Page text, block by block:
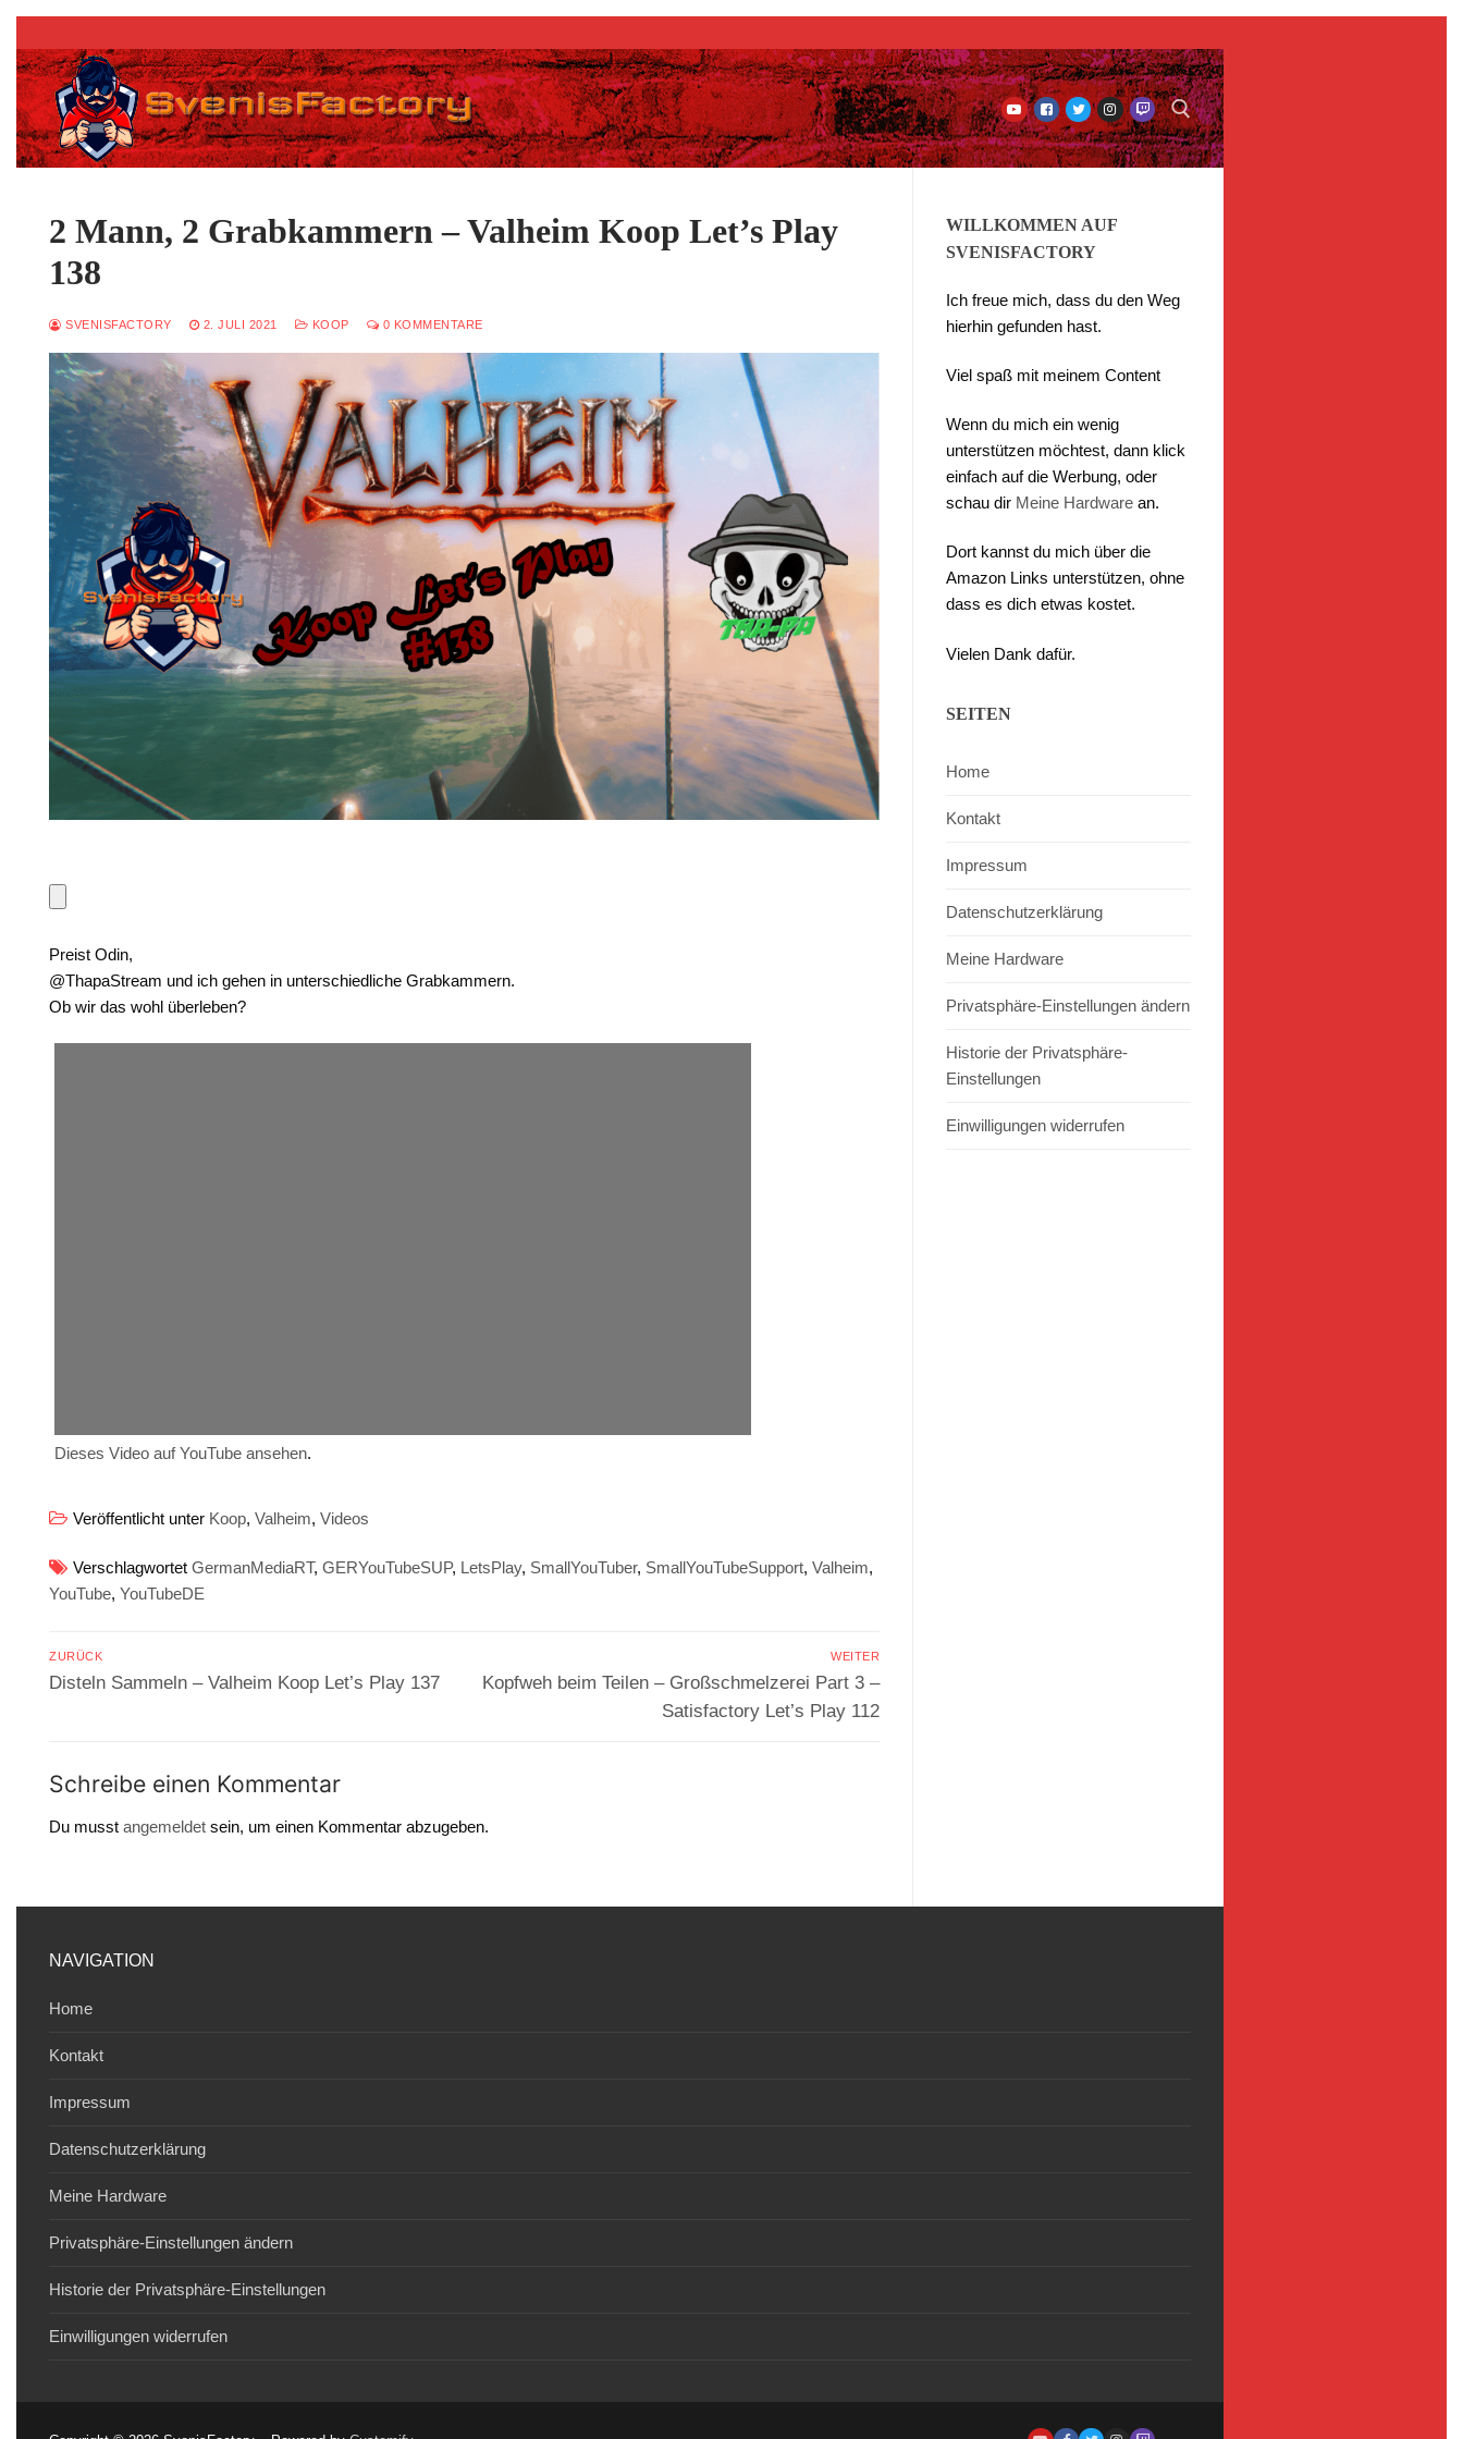
Zum
Inhalt
springen
2 Mann, 2 Grabkammern – Valheim Koop Let’s Play
138
SVENISFACTORY 2. JULI 2021 KOOP 0 KOMMENTARE
Preist Odin,
@ThapaStream und ich gehen in unterschiedliche Grabkammern.
Ob wir das wohl überleben?
Dieses Video auf YouTube ansehen.
Veröffentlicht unter Koop, Valheim, Videos
Verschlagwortet GermanMediaRT, GERYouTubeSUP, LetsPlay, SmallYouTuber, SmallYouTubeSupport, Valheim,
YouTube, YouTubeDE
Beitragsnavigation
ZURÜCK
Vorheriger
Disteln Sammeln – Valheim Koop Let’s Play 137
WEITER
Nächster
Kopfweh beim Teilen – Großschmelzerei Part 3 –
Satisfactory Let’s Play 112
Schreibe einen Kommentar
Du musst angemeldet sein, um einen Kommentar abzugeben.
WILLKOMMEN AUF
SVENISFACTORY
Ich freue mich, dass du den Weg
hierhin gefunden hast.
Viel spaß mit meinem Content
Wenn du mich ein wenig
unterstützen möchtest, dann klick
einfach auf die Werbung, oder
schau dir Meine Hardware an.
Dort kannst du mich über die
Amazon Links unterstützen, ohne
dass es dich etwas kostet.
Vielen Dank dafür.
SEITEN
Home
Kontakt
Impressum
Datenschutzerklärung
Meine Hardware
Privatsphäre-Einstellungen ändern
Historie der Privatsphäre-
Einstellungen
Einwilligungen widerrufen
NAVIGATION
Home
Kontakt
Impressum
Datenschutzerklärung
Meine Hardware
Privatsphäre-Einstellungen ändern
Historie der Privatsphäre-Einstellungen
Einwilligungen widerrufen